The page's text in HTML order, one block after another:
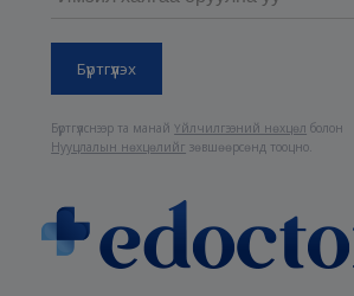
Бүртгүүлснээр та манайҮйлчилгээний нөхцөл болон
Нууцлалын нөхцөлийг зөвшөөрсөнд тооцно.